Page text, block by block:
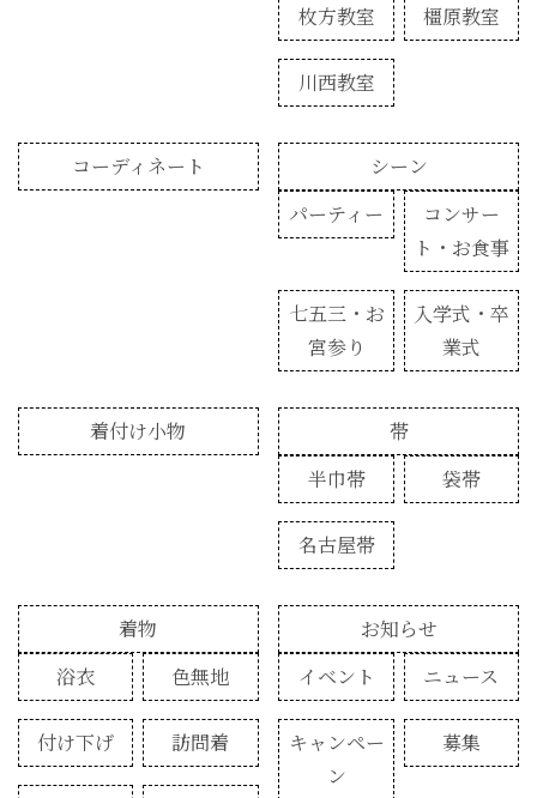
枚方教室 橿原教室
川西教室
コーディネート
シーン
パーティー
コンサー
ト・お食事
七五三・お
宮参り
入学式・卒
業式
着付け小物
帯
半巾帯
袋帯
名古屋帯
着物
浴衣
色無地
付け下げ 訪問着
お知らせ
イベント
ニュース
キャンペー
ン
募集